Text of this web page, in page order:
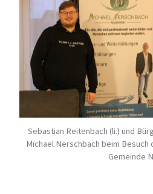
Sebastian Reitenbach (li.) und
Michael Nerschbach beim
Gemeinde